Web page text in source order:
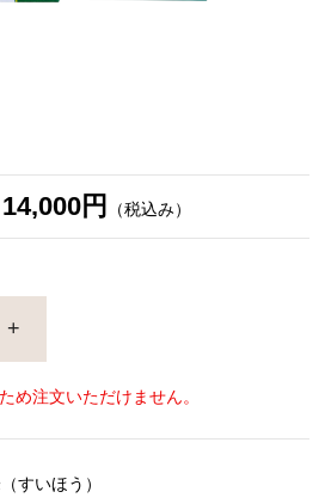
14,000円 （税込み）
+
め注文いただけません。
すいほう）